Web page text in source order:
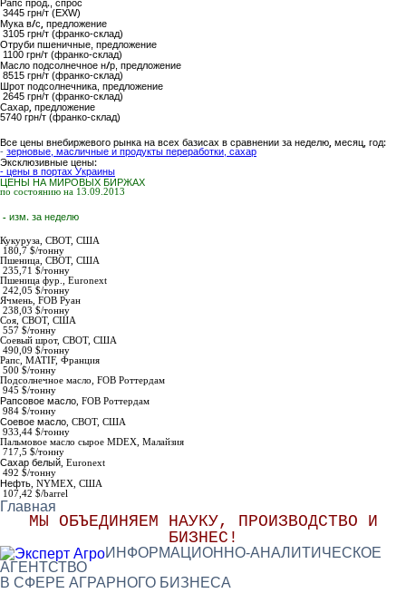
, спрос
3445 грн/т (EXW)
Мука в/с, предложение
3105 грн/т (франко-склад)
Отруби пшеничные , предложение
1100 грн/т (франко-склад)
Масло подсолнечное н/р , предложение
8515 грн/т (франко-склад)
Шрот подсолнечника , предложение
2645 грн/т (франко-склад)
Сахар, предложение
5740 грн/т (франко-склад)
Все цены внебиржевого рынка на всех базисах в сравнении за неделю, месяц, год:
- зерновые, масличные и продукты переработки, сахар
Эксклюзивные цены:
- цены в портах Украины
ЦЕНЫ НА МИРОВЫХ БИРЖАХ
по состоянию на 13.09.2013
- изм. за неделю
Кукуруза, СВОТ, США
180,7 $/тонну
Пшеница, СВОТ, США
235,71 $/тонну
Пшеница фур.,
Euronext
242,05 $/тонну
Ячмень, FOB Руан
238,03 $/тонну
Соя, СВОТ, США
557 $/тонну
Соевый шрот, СВОТ, США
490,09 $/тонну
Рапс , MATIF, Франция
500 $/тонну
Подсолнечное масло FOB Роттердам
945 $/тонну
Рапсовое масло FOB Роттердам
984 $/тонну
Соевое масло СВОТ, США
933,44 $/тонну
Пальмовое масло сырое МDEX , Малайзия
717,5 $/тонну
Сахар белый Euronext
492 $/тонну
Нефть , NYMEX, США
107,42 $/barrel
Главная
МЫ ОБЪЕДИНЯЕМ НАУКУ, ПРОИЗВОДСТВО И
БИЗНЕС!
ИНФОРМАЦИОННО-АНАЛИТИЧЕСКОЕ
АГЕНТСТВО
В СФЕРЕ АГРАРНОГО БИЗНЕСА